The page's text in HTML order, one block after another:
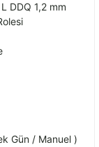
DDQ 1,2 mm
Gün / Manuel )